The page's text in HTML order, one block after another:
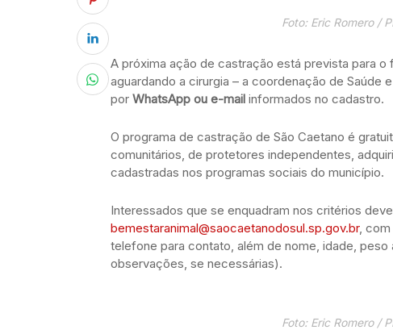
Foto: Eric Romero /
A próxima ação de castração está prevista para
aguardando a cirurgia – a coordenação de
por WhatsApp ou e-mail informados no cadastro.
O programa de castração de São Caetano é
comunitários, de protetores independentes,
cadastradas nos programas sociais do município.
Interessados que se enquadram nos critérios
bemestaranimal@saocaetanodosul.sp.gov.br,
telefone para contato, além de nome, idade,
observações, se necessárias).
Foto: Eric Romero /